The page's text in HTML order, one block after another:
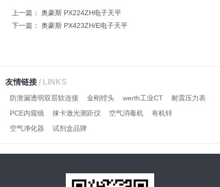
上一篇： 奥豪斯 PX224ZH电子天平
下一篇： 奥豪斯 PX423ZH/E电子天平
友情链接/ LINKS
防泄漏透明双层软连接 金刚镗头 werth工业CT
耐震压力表
PCE内窥镜
徕卡激光测距仪 空气消毒机
有机锌
空气净化器
试剂盒品牌